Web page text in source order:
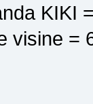
KIKI
visine =